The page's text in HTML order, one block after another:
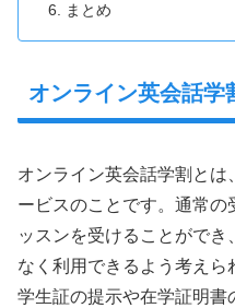
まとめ
オンライン英会話学
オンライン英会話学割と
ービスのことです。通常の
ッスンを受けることがで
なく利用できるよう考えら
学生証の提示や在学証明